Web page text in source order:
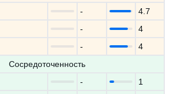
-
4.7
-
4
-
4
Сосредоточенность
-
1